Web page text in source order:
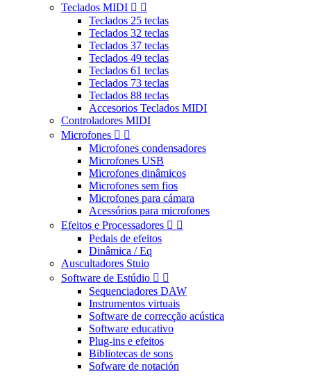
Teclados MIDI  
Teclados 25 teclas
Teclados 32 teclas
Teclados 37 teclas
Teclados 49 teclas
Teclados 61 teclas
Teclados 73 teclas
Teclados 88 teclas
Accesorios Teclados MIDI
Controladores MIDI
Microfones  
Microfones condensadores
Microfones USB
Microfones dinâmicos
Microfones sem fios
Microfones para cámara
Acessórios para microfones
Efeitos e Processadores  
Pedais de efeitos
Dinâmica / Eq
Auscultadores Stuio
Software de Estúdio  
Sequenciadores DAW
Instrumentos virtuais
Software de correcção acústica
Software educativo
Plug-ins e efeitos
Bibliotecas de sons
Sofware de notación